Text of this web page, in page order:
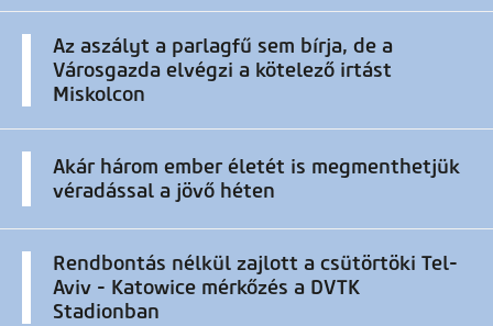
Az aszályt a parlagfű sem bírja, de a
Városgazda elvégzi a kötelező irtást
Miskolcon
Akár három ember életét is megmenthetjük
véradással a jövő héten
Rendbontás nélkül zajlott a csütörtöki Tel-
Aviv - Katowice mérkőzés a DVTK
Stadionban